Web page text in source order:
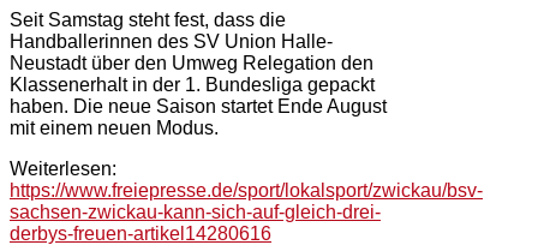
Seit Samstag steht fest, dass die
Handballerinnen des SV Union Halle-
Neustadt über den Umweg Relegation den
Klassenerhalt in der 1. Bundesliga gepackt
haben. Die neue Saison startet Ende August
mit einem neuen Modus.
Weiterlesen:
https://www.freiepresse.de/sport/lokalsport/zwickau/bsv-
sachsen-zwickau-kann-sich-auf-gleich-drei-
derbys-freuen-artikel14280616